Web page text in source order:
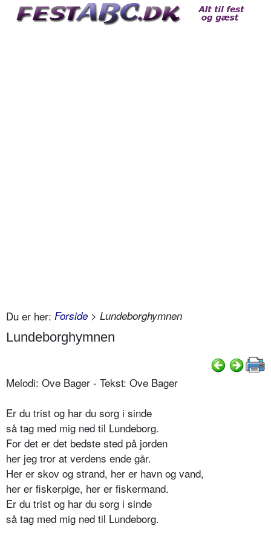
Du er her: Forside > Lundeborghymnen
Lundeborghymnen
Melodi: Ove Bager - Tekst: Ove Bager
Er du trist og har du sorg i sinde
så tag med mig ned til Lundeborg.
For det er det bedste sted på jorden
her jeg tror at verdens ende går.
Her er skov og strand, her er havn og vand,
her er fiskerpige, her er fiskermand.
Er du trist og har du sorg i sinde
så tag med mig ned til Lundeborg.